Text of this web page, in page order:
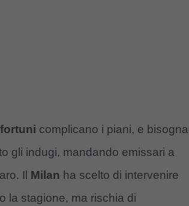
complicano i piani, e bisogna
gli indugi, mandando emissari a
Il Milan ha scelto di intervenire
la stagione, ma rischia di